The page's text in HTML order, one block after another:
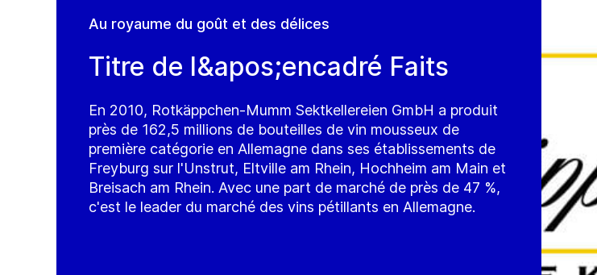
Au royaume du goût et des délices
Titre de l&apos;encadré Faits
En 2010, Rotkäppchen-Mumm Sektkellereien GmbH a produit
près de 162,5 millions de bouteilles de vin mousseux de
première catégorie en Allemagne dans ses établissements de
Freyburg sur l'Unstrut, Eltville am Rhein, Hochheim am Main et
Breisach am Rhein. Avec une part de marché de près de 47 %,
c'est le leader du marché des vins pétillants en Allemagne.